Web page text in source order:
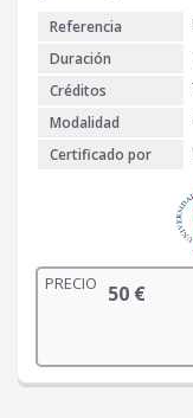
Referencia
Duración
Créditos
Modalidad
Certificado por
PRECIO 50 €